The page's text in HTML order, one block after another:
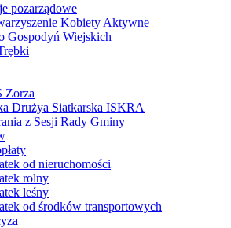
pozarządowe
Kobiety Aktywne
Gospodyń Wiejskich
Zorza
Drużya Siatkarska ISKRA
z Sesji Rady Gminy
od nieruchomości
rolny
leśny
od środków transportowych